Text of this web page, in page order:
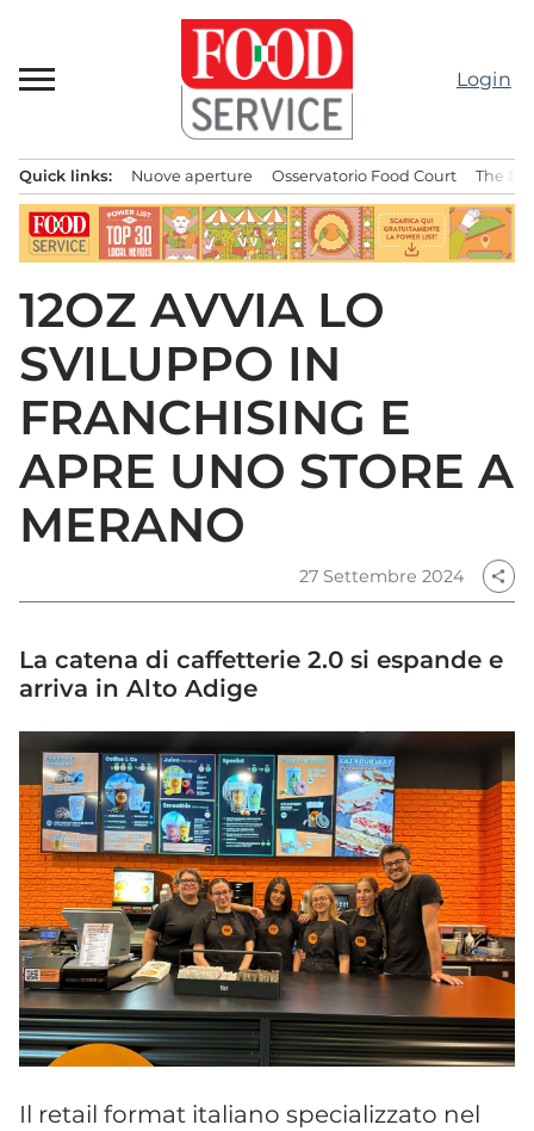
contenuto
Login
principale
Quick links: Nuove aperture Osservatorio Food Court The
12OZ AVVIA LO
SVILUPPO IN
FRANCHISING E
APRE UNO STORE A
MERANO
27 Settembre 2024 share
La catena di caffetterie 2.0 si espande e
arriva in Alto Adige
Il retail format italiano specializzato nel